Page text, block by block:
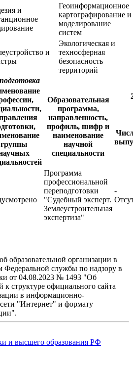
и
Геоинформационное
картографирование и
моделирование
систем
и
Экологическая и
техносферная
безопасность
территорий
группы
Образовательная
программа,
направленность,
профиль, шифр и
наименование
научной
специальности
Программа
профессиональной
переподготовки
"Судебный эксперт.
Землеустроительная
экспертиза"
-
образовательной организации в
Федеральной службы по надзору в
от 04.08.2023 № 1493 "Об
структуре официального сайта
в информационно-
"Интернет" и формату
и высшего образования РФ